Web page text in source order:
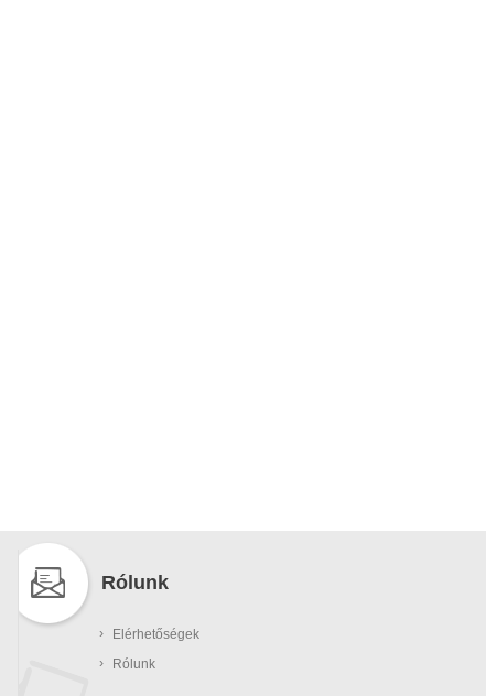
Rólunk
›
Elérhetőségek
›
Rólunk